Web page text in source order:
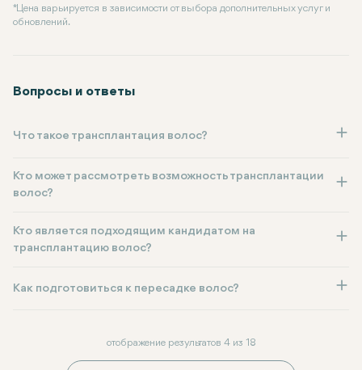
* Цена варьируется в зависимости от выбора дополнительных услуг и
обновлений.
Вопросы и ответы
Что такое трансплантация волос?
Кто может рассмотреть возможность трансплантации
волос?
Кто является подходящим кандидатом на
трансплантацию волос?
Как подготовиться к пересадке волос?
отображение результатов 4 из 18